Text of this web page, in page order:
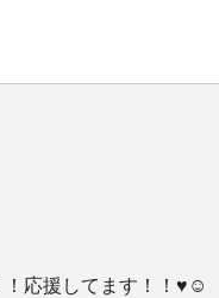
！応援してます！！♥☺︎